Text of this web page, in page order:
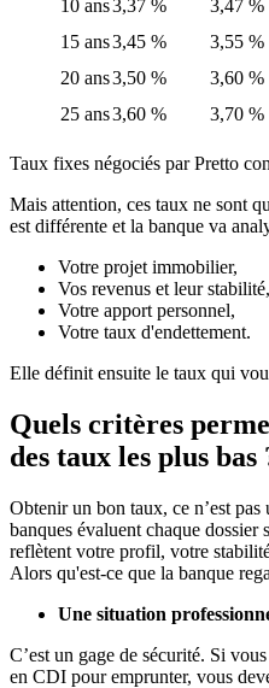
10 ans3,37 % 3,47 %
15 ans3,45 % 3,55 %
20 ans3,50 % 3,60 %
25 ans3,60 % 3,70 %
Taux fixes négociés par Pretto
Mais attention, ces taux ne sont
est différente et la banque va
Votre projet immobilier,
Vos revenus et leur stabilité,
Votre apport personnel,
Votre taux d'endettement.
Elle définit ensuite le taux qui
Quels critères
des taux les plus bas
Obtenir un bon taux, ce n’est
banques évaluent chaque dossier
reflètent votre profil, votre
Alors qu'est-ce que la banque
Une situation
C’est un gage de sécurité. Si
en CDI pour emprunter, vous